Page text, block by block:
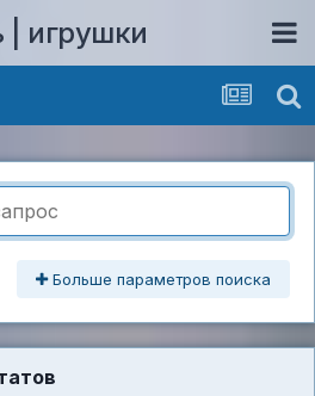
| игрушки
Больше параметров поиска